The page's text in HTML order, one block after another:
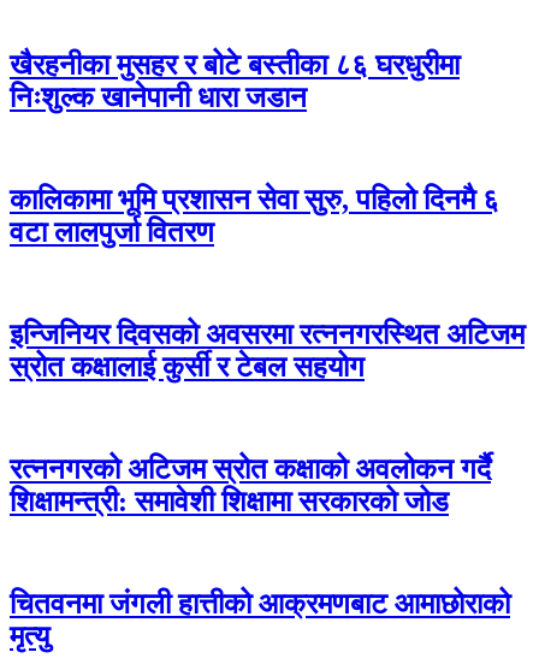
खैरहनीका मुसहर र बोटे बस्तीका ८६ घरधुरीमा
निःशुल्क खानेपानी धारा जडान
कालिकामा भूमि प्रशासन सेवा सुरु, पहिलो दिनमै ६
वटा लालपुर्जा वितरण
इन्जिनियर दिवसको अवसरमा रत्ननगरस्थित अटिजम
स्रोत कक्षालाई कुर्सी र टेबल सहयोग
रत्ननगरको अटिजम स्रोत कक्षाको अवलोकन गर्दै
शिक्षामन्त्री: समावेशी शिक्षामा सरकारको जोड
चितवनमा जंगली हात्तीको आक्रमणबाट आमाछोराको
मृत्यु